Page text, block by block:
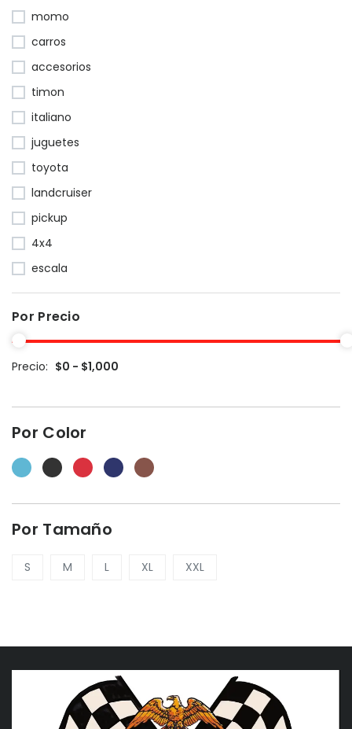
momo
carros
accesorios
timon
italiano
juguetes
toyota
landcruiser
pickup
4x4
escala
Por Precio
Precio: $0 - $1,000
Por Color
Por Tamaño
S M L XL XXL